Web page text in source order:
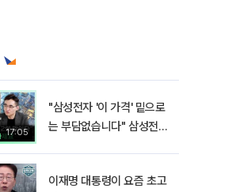
17:05
"삼성전자 '이 가격' 밑으로
는 부담없습니다" 삼성전자
이재명 대통령이 요즘 초고